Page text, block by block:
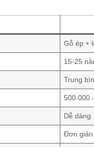
Gỗ ép +
15-25
Trung
500.000
Dễ dàng
Đơn giản